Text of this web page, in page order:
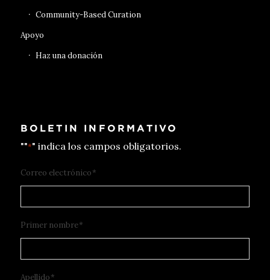
Community-Based Curation
Apoyo
Haz una donación
BOLETIN INFORMATIVO
""*" indica los campos obligatorios.
Correo electrónico*
Primer nombre*
Apellido*